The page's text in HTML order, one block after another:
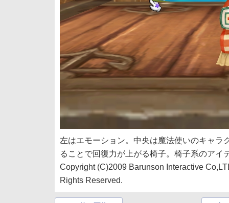
左はエモーション。中央は魔法使いのキャラ
ることで回復力が上がる椅子。椅子系のアイ
Copyright (C)2009 Barunson Interactive
Rights Reserved.